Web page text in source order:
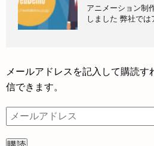
アニメーション制
しました 弊社では
メールアドレスを記入して購読す
信できます。
メ